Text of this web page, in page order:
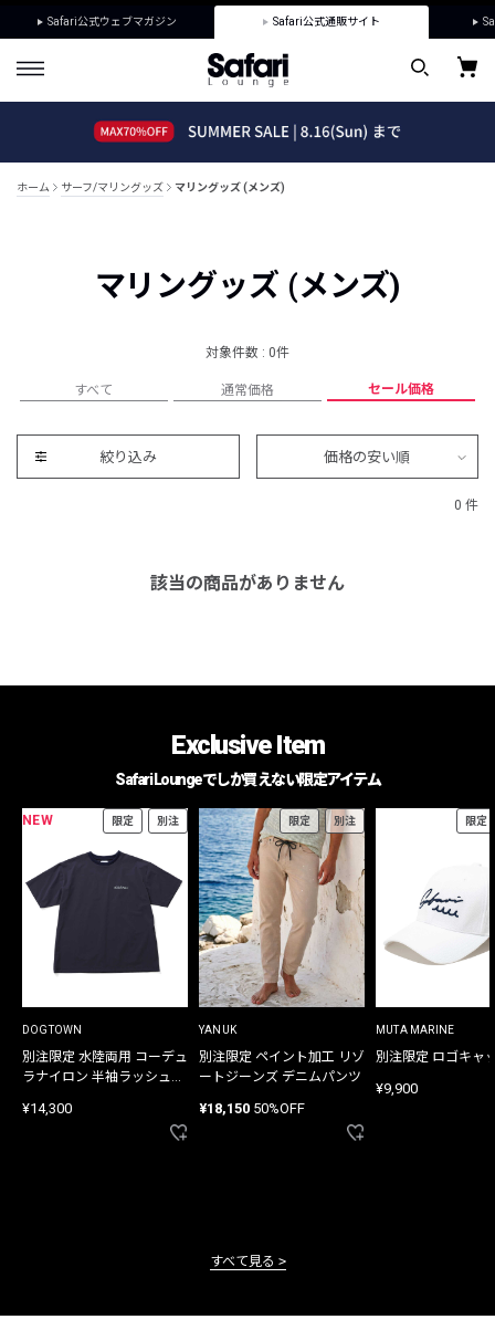
Safari公式ウェブマガジン Safari公式通販サイト
ホーム サーフ/マリングッズ マリングッズ (メンズ)
マリングッズ (メンズ)
対象件数 : 0件
すべて 通常価格 セール価格
絞り込み 価格の安い順
0 件
該当の商品がありません
Exclusive Item
Safari Loungeでしか買えない限定アイテム
NEW 限定 別注
DOGTOWN
別注限定 水陸両用 コーデュ
ラナイロン 半袖ラッシュガ
¥14,300
限定 別注
YANUK
別注限定 ペイント加工 リゾ
ートジーンズ デニムパンツ
¥18,150 50%OFF
限定
MUTA MARINE
別注限定 ロゴキャ
¥9,900
すべて見る